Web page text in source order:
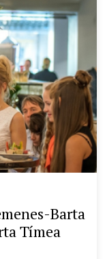
Barta
Tímea